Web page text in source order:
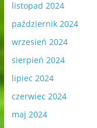
listopad 2024
październik 2024
wrzesień 2024
sierpień 2024
lipiec 2024
czerwiec 2024
maj 2024